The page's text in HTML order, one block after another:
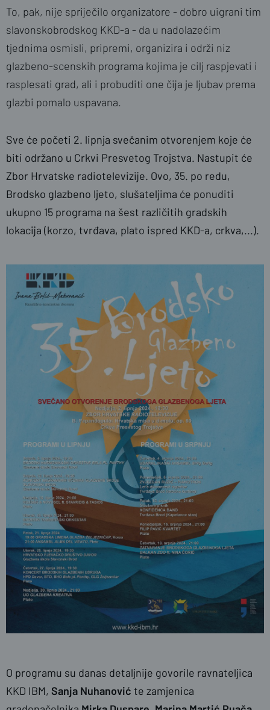
To, pak, nije spriječilo organizatore - dobro uigrani tim
slavonskobrodskog KKD-a - da u nadolazećim
tjednima osmisli, pripremi, organizira i održi niz
glazbeno-scenskih programa kojima je cilj raspjevati i
rasplesati grad, ali i probuditi one čija je ljubav prema
glazbi pomalo uspavana.
Sve će početi 2. lipnja svečanim otvorenjem koje će
biti održano u Crkvi Presvetog Trojstva. Nastupit će
Zbor Hrvatske radiotelevizije. Ovo, 35. po redu,
Brodsko glazbeno ljeto, slušateljima će ponuditi
ukupno 15 programa na šest različitih gradskih
lokacija (korzo, tvrđava, plato ispred KKD-a, crkva,...).
O programu su danas detaljnije govorile ravnateljica
KKD IBM, Sanja Nuhanović te zamjenica